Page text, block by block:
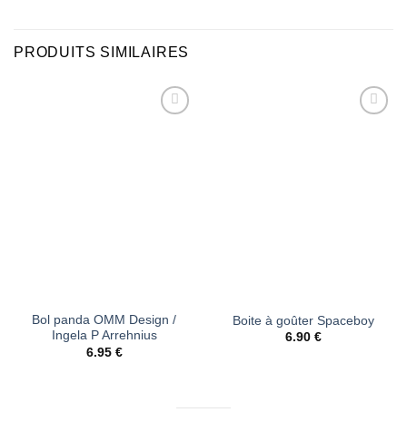
PRODUITS SIMILAIRES
Bol panda OMM Design /
Ingela P Arrehnius
6.95 €
Boite à goûter Spaceboy
6.90 €